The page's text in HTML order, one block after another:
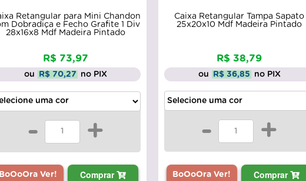
Retangular para Mini Chandon
Dobradiça e Fecho Grafite 1 Div
28x16x8 Mdf Madeira Pintado
R$ 73,97
ou R$ 70,27 no PIX
- +
BoOoOra Ver! Comprar
Caixa Retangular Tampa Sapato
25x20x10 Mdf Madeira Pintado
R$ 38,79
ou R$ 36,85 no PIX
- +
BoOoOra Ver! Comprar